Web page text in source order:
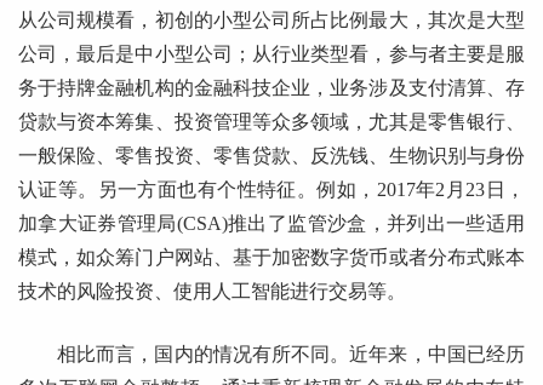
从公司规模看，初创的小型公司所占比例最大，其次是大型
公司，最后是中小型公司；从行业类型看，参与者主要是服
务于持牌金融机构的金融科技企业，业务涉及支付清算、存
贷款与资本筹集、投资管理等众多领域，尤其是零售银行、
一般保险、零售投资、零售贷款、反洗钱、生物识别与身份
认证等。另一方面也有个性特征。例如，2017年2月23日，
加拿大证券管理局(CSA)推出了监管沙盒，并列出一些适用
模式，如众筹门户网站、基于加密数字货币或者分布式账本
技术的风险投资、使用人工智能进行交易等。
相比而言，国内的情况有所不同。近年来，中国已经历